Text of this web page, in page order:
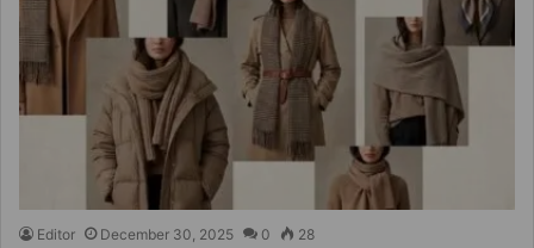
Editor December 30, 2025 0 28